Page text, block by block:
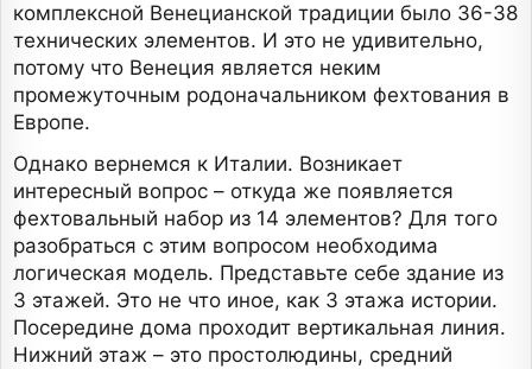
комплексной Венецианской традиции было 36-38
технических элементов. И это не удивительно,
потому что Венеция является неким
промежуточным родоначальником фехтования в
Европе.
Однако вернемся к Италии. Возникает
интересный вопрос – откуда же появляется
фехтовальный набор из 14 элементов? Для того
разобраться с этим вопросом необходима
логическая модель. Представьте себе здание из
3 этажей. Это не что иное, как 3 этажа истории.
Посередине дома проходит вертикальная линия.
Нижний этаж – это простолюдины, средний